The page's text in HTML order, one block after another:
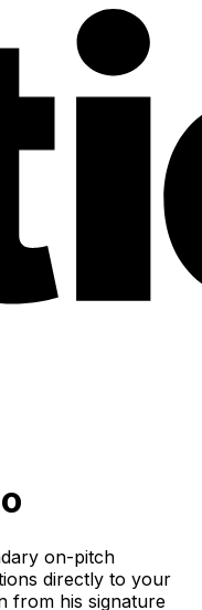
on-pitch
directly to your
from his signature